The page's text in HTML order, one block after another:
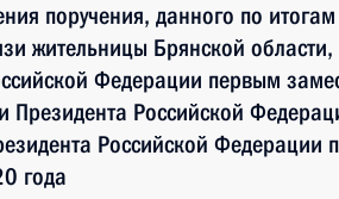
поручения, данного по
жительницы Брянской
Федерации первым
Президента Российской
Российской Федерации
года